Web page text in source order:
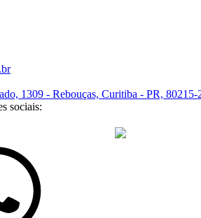
1309 - Rebouças, Curitiba - PR, 80215-
sociais: